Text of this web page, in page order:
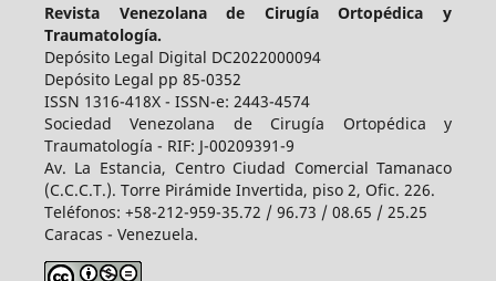
Revista Venezolana de Cirugía Ortopédica y
Traumatología.
Depósito Legal Digital DC2022000094
Depósito Legal pp 85-0352
ISSN 1316-418X - ISSN-e: 2443-4574
Sociedad Venezolana de Cirugía Ortopédica y
Traumatología - RIF: J-00209391-9
Av. La Estancia, Centro Ciudad Comercial Tamanaco
(C.C.C.T.). Torre Pirámide Invertida, piso 2, Ofic. 226.
Teléfonos: +58-212-959-35.72 / 96.73 / 08.65 / 25.25
Caracas - Venezuela.